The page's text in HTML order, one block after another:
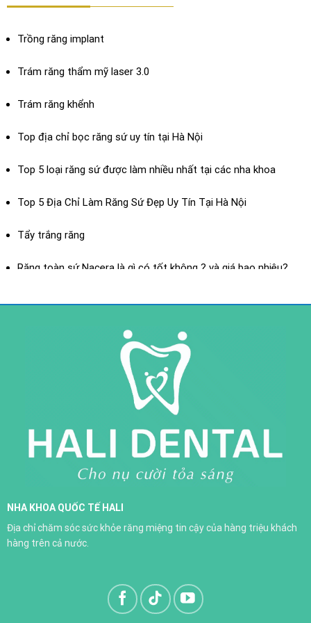
Dán sứ Veneer
Trồng răng implant
XEM THÊM
Trồng răng implant
Trám răng thẩm mỹ laser 3.0
Trám răng khểnh
Top địa chỉ bọc răng sứ uy tín tại Hà Nội
Top 5 loại răng sứ được làm nhiều nhất tại các nha khoa
Top 5 Địa Chỉ Làm Răng Sứ Đẹp Uy Tín Tại Hà Nội
Tẩy trắng răng
Răng toàn sứ Nacera là gì có tốt không ? và giá bao nhiêu?
Răng sứ toàn sứ H-Saphir
NHA KHOA QUỐC TẾ HALI
Địa chỉ chăm sóc sức khỏe răng miệng tin cậy của hàng triệu khách
hàng trên cả nước.